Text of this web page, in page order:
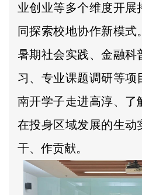
业创业等多个维度开展
同探索校地协作新模
暑期社会实践、金融科
习、专业课题调研等项
南开学子走进高淳、了
在投身区域发展的生动
干、作贡献。